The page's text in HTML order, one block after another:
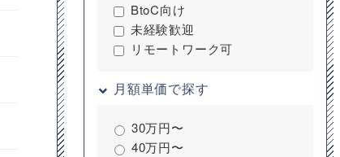
BtoC向け
未経験歓迎
リモートワーク可
月額単価で探す
30万円〜
40万円〜